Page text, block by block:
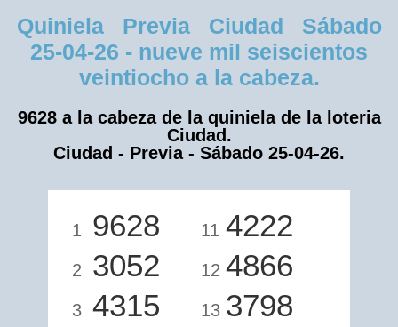
Quiniela Previa Ciudad Sábado
25-04-26 - nueve mil seiscientos
veintiocho a la cabeza.
9628 a la cabeza de la quiniela de la loteria
Ciudad.
Ciudad - Previa - Sábado 25-04-26.
1 9628
2 3052
3 4315
11 4222
12 4866
13 3798